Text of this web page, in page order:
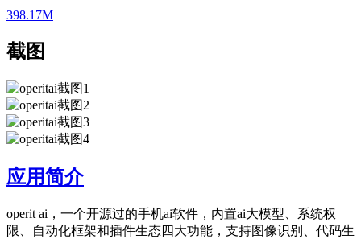
398.17M
截图
应用简介
operit ai，一个开源过的手机ai软件，内置ai大模型、系统权
限、自动化框架和插件生态四大功能，支持图像识别、代码生